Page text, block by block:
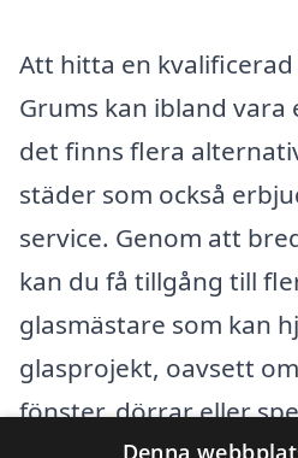
Att hitta en
Grums kan ibland
det finns flera
städer som också
service. Genom att
kan du få tillgång till
glasmästare som kan
glasprojekt, oavsett
fönster, dörrar eller
Denna